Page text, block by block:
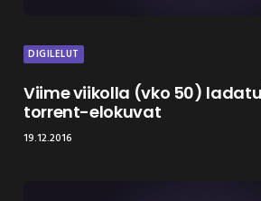
DIGILELUT
Viime viikolla (vko 50)
torrent-elokuvat
19.12.2016